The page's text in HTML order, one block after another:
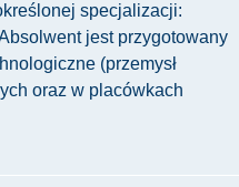
specjalizacji:
jest przygotowany
(przemysł
oraz w placówkach